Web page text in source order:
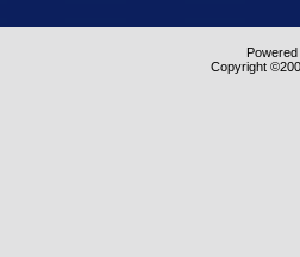
Copyright